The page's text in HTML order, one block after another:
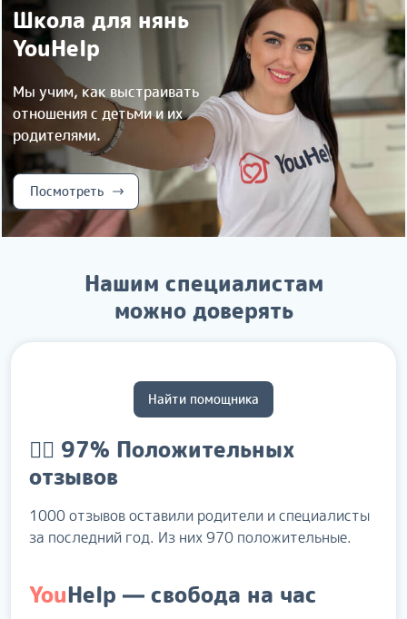
Школа для нянь
YouHelp
Мы учим, как выстраивать
отношения с детьми и их
родителями.
Посмотреть
Нашим специалистам
можно доверять
Найти помощника
👍🏻 97% Положительных
отзывов
1000 отзывов оставили родители и специалисты
за последний год. Из них 970 положительные.
YouHelp — свобода на час